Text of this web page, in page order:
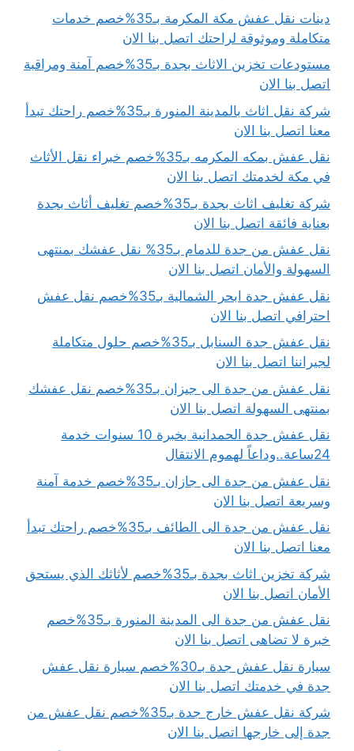
دينات نقل عفش مكة المكرمة بـ35%خصم خدمات
متكاملة وموثوقة لراحتك اتصل بنا الان
مستودعات تخزين الاثاث بجدة بـ35%خصم آمنة ومراقبة
اتصل بنا الان
شركة نقل اثاث بالمدينة المنورة بـ35%خصم راحتك تبدأ
معنا اتصل بنا الان
نقل عفش بمكه المكرمه بـ35%خصم خبراء نقل الأثاث
في مكة لخدمتك اتصل بنا الان
شركة تغليف اثاث بجدة بـ35%خصم تغليف أثاث بجدة
بعناية فائقة اتصل بنا الان
نقل عفش من جدة للدمام بـ35% نقل عفشك بمنتهى
السهولة والأمان اتصل بنا الان
نقل عفش جدة ابحر الشمالية بـ35%خصم نقل عفش
احترافي اتصل بنا الان
نقل عفش جدة السنابل بـ35%خصم حلول متكاملة
لجيراننا اتصل بنا الان
نقل عفش من جدة الى جيزان بـ35%خصم نقل عفشك
بمنتهى السهولة اتصل بنا الان
نقل عفش جدة الحمدانية بخبرة 10 سنوات خدمة
24ساعة..وداعاً لهموم الانتقال
نقل عفش من جدة الى جازان بـ35%خصم خدمة آمنة
وسريعة اتصل بنا الان
نقل عفش من جدة الى الطائف بـ35%خصم راحتك تبدأ
معنا اتصل بنا الان
شركة تخزين اثاث بجدة بـ35%خصم لأثاثك الذي يستحق
الأمان اتصل بنا الان
نقل عفش من جدة الى المدينة المنورة بـ35%خصم
خبرة لا تضاهى اتصل بنا الان
سيارة نقل عفش جدة بـ30%خصم سيارة نقل عفش
جدة في خدمتك اتصل بنا الان
شركة نقل عفش خارج جدة بـ35%خصم نقل عفش من
جدة إلى خارجها اتصل بنا الان